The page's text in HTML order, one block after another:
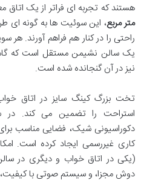
هستند که تجربه ای فراتر از یک اتاق
متر مربع، این سوئیت ها به گونه
راحتی را در کنار هم فراهم آورند.
یک سالن نشیمن مستقل است که
نیز در آن گنجانده شده است.
تخت بزرگ کینگ سایز در اتاق
استراحت را تضمین می کند. در
دکوراسیونی شیک، فضایی مناسب
کاری غیررسمی ایجاد کرده است.
(یکی در اتاق خواب و دیگری در
دوش مجزا، و سیستم صوتی با کیفیت،